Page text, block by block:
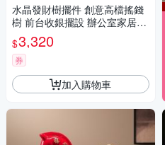
水晶發財樹擺件 創意高檔搖錢
樹 前台收銀擺設 辦公室家居聚
寶盆擺件 店鋪開業喬遷禮品
$3,320
券
加入購物車